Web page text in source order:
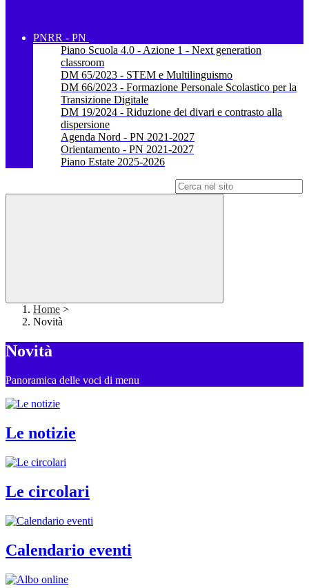
PNRR - PN
Piano Scuola 4.0 - Azione 1 - Next generation
classroom
DM 65/2023 - STEM e Multilinguismo
DM 66/2023 - Formazione Personale Scolastico per la
Transizione Digitale
DM 19/2024 - Riduzione dei divari e contrasto alla
dispersione
Agenda Nord - PN 2021-2027
Orientamento - PN 2021-2027
Piano Estate 2025-2026
Home >
Novità
Novità
Panoramica delle voci di menu
Le notizie
Le circolari
Calendario eventi